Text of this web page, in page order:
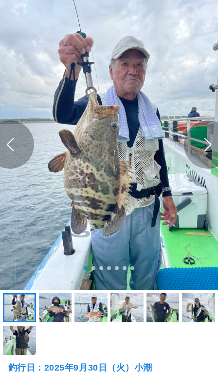
釣行日：2025年9月30日（火）小潮